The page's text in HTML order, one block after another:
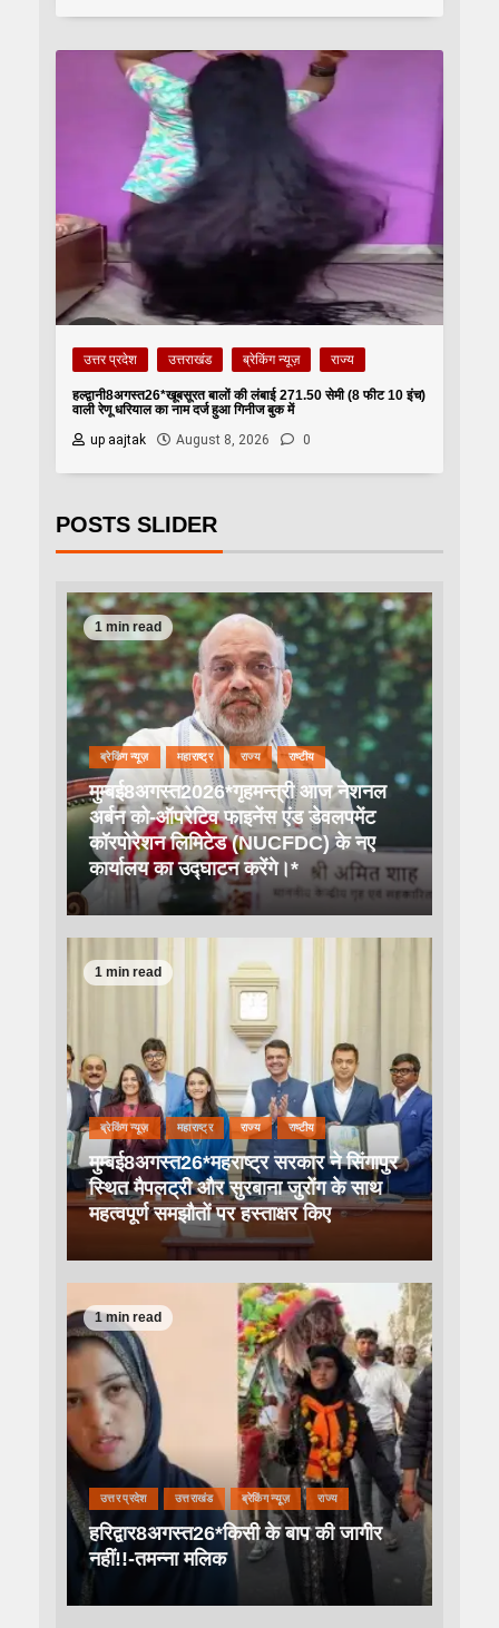
उत्तर प्रदेश उत्तराखंड ब्रेकिंग न्यूज़ राज्य
हल्द्वानी8अगस्त26*खूबसूरत बालों की लंबाई 271.50 सेमी (8 फीट 10 इंच)
वाली रेणू धरियाल का नाम दर्ज हुआ गिनीज बुक में
up aajtak
August 8, 2026 0
POSTS SLIDER
1 min read
ब्रेकिंग न्यूज़ महाराष्ट्र राज्य राष्टीय
मुम्बई8अगस्त2026*गृहमन्त्री आज नेशनल
अर्बन को-ऑपरेटिव फाइनेंस एंड डेवलपमेंट
कॉरपोरेशन लिमिटेड (NUCFDC) के नए
कार्यालय का उद्घाटन करेंगे।*
1 min read
ब्रेकिंग न्यूज़ महाराष्ट्र राज्य राष्टीय
मुम्बई8अगस्त26*महराष्ट्र सरकार ने सिंगापुर
स्थित मैपलट्री और सुरबाना जुरोंग के साथ
महत्वपूर्ण समझौतों पर हस्ताक्षर किए
1 min read
उत्तर प्रदेश उत्तराखंड ब्रेकिंग न्यूज़ राज्य
हरिद्वार8अगस्त26*किसी के बाप की जागीर
नहीं!!-तमन्ना मलिक